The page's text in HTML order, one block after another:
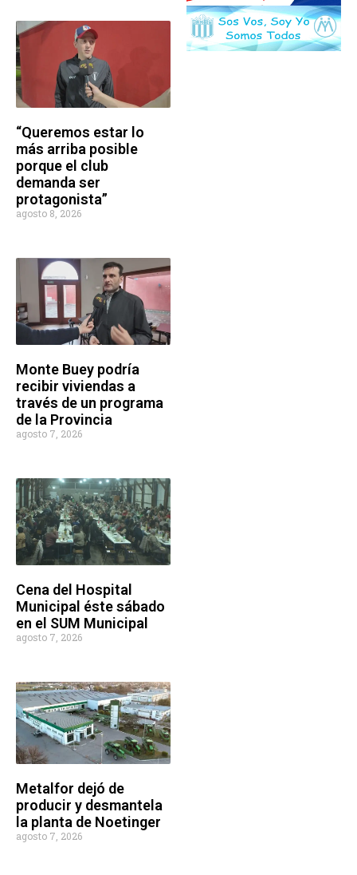
“Queremos estar lo
más arriba posible
porque el club
demanda ser
protagonista”
agosto 8, 2026
Monte Buey podría
recibir viviendas a
través de un programa
de la Provincia
agosto 7, 2026
Cena del Hospital
Municipal éste sábado
en el SUM Municipal
agosto 7, 2026
Metalfor dejó de
producir y desmantela
la planta de Noetinger
agosto 7, 2026